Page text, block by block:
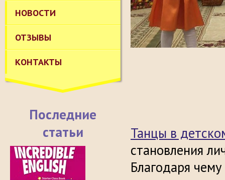
НОВОСТИ
ОТЗЫВЫ
КОНТАКТЫ
Последние
статьи
Танцы в
становления
Благодаря